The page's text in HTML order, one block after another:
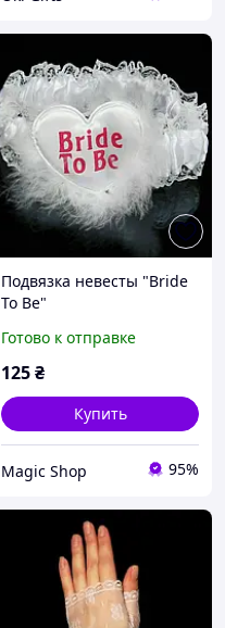
Подвязка невесты "Bride
To Be"
Готово к отправке
125₴
Купить
Magic Shop 95%